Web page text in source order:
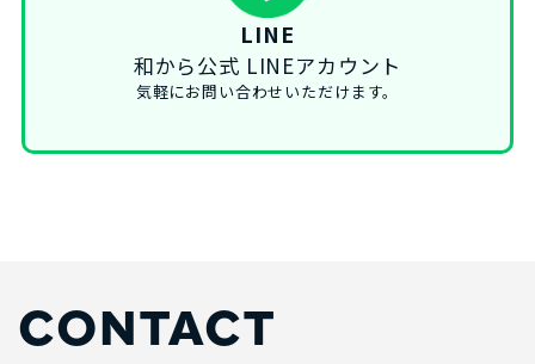
LINE
和から公式 LINEアカウント
気軽にお問い合わせいただけます。
CONTACT